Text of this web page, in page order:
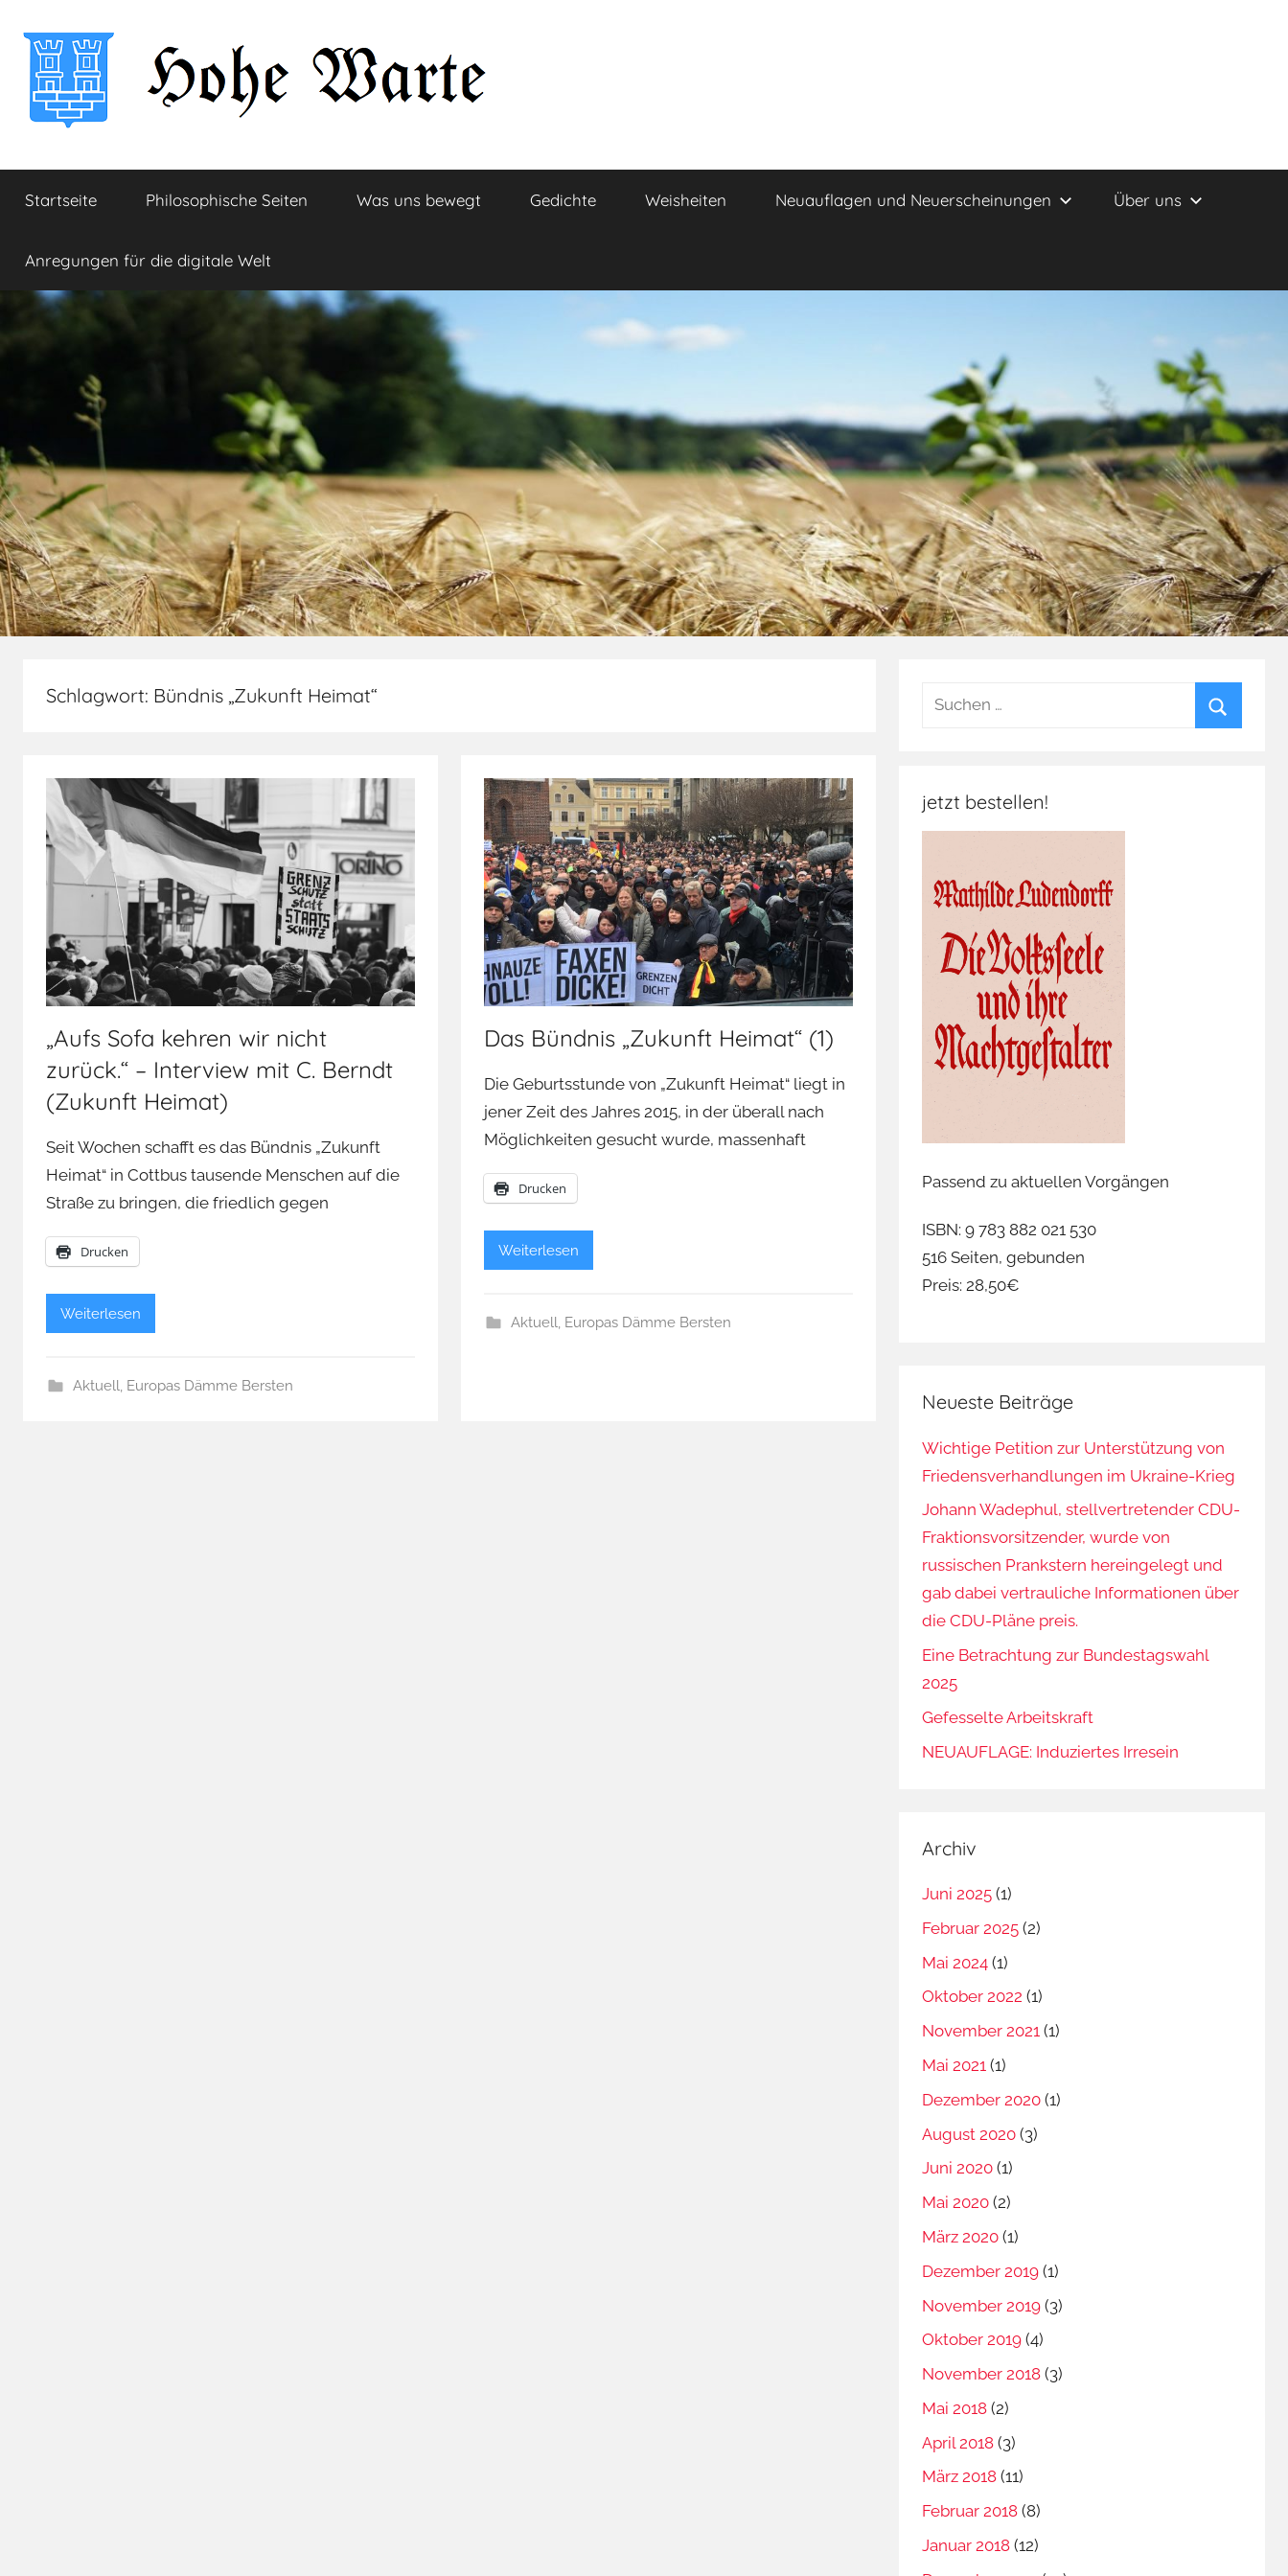
Inhalt
springen
Hohe
Warte
Startseite Philosophische Seiten Was uns bewegt Gedichte Weisheiten Neuauflagen und Neuerscheinungen Über uns
Anregungen für die digitale Welt
Schlagwort: Bündnis „Zukunft Heimat“
„Aufs Sofa kehren wir nicht
zurück.“ – Interview mit C. Berndt
(Zukunft Heimat)
Seit Wochen schafft es das Bündnis „Zukunft
Heimat“ in Cottbus tausende Menschen auf die
Straße zu bringen, die friedlich gegen
Drucken
Weiterlesen
Aktuell, Europas Dämme Bersten
Das Bündnis „Zukunft Heimat“ (1)
Die Geburtsstunde von „Zukunft Heimat“ liegt in
jener Zeit des Jahres 2015, in der überall nach
Möglichkeiten gesucht wurde, massenhaft
Drucken
Weiterlesen
Aktuell, Europas Dämme Bersten
Suchen
jetzt bestellen!
Passend zu aktuellen Vorgängen
ISBN: 9 783 882 021 530
516 Seiten, gebunden
Preis: 28,50€
Neueste Beiträge
Wichtige Petition zur Unterstützung von
Friedensverhandlungen im Ukraine-Krieg
Johann Wadephul, stellvertretender CDU-
Fraktionsvorsitzender, wurde von
russischen Prankstern hereingelegt und
gab dabei vertrauliche Informationen über
die CDU-Pläne preis.
Eine Betrachtung zur Bundestagswahl
2025
Gefesselte Arbeitskraft
NEUAUFLAGE: Induziertes Irresein
Archiv
Juni 2025 (1)
Februar 2025 (2)
Mai 2024 (1)
Oktober 2022 (1)
November 2021 (1)
Mai 2021 (1)
Dezember 2020 (1)
August 2020 (3)
Juni 2020 (1)
Mai 2020 (2)
März 2020 (1)
Dezember 2019 (1)
November 2019 (3)
Oktober 2019 (4)
November 2018 (3)
Mai 2018 (2)
April 2018 (3)
März 2018 (11)
Februar 2018 (8)
Januar 2018 (12)